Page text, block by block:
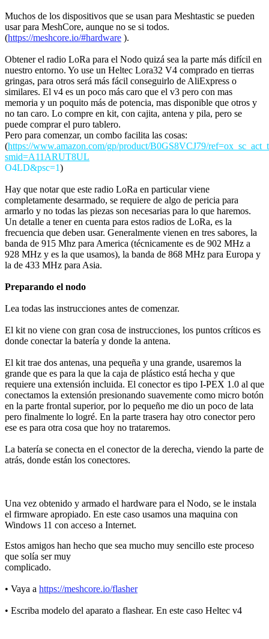
Muchos de los dispositivos que se usan para Meshtastic se pueden
usar para MeshCore, aunque no se si todos.
(https://meshcore.io/#hardware ).
Obtener el radio LoRa para el Nodo quizá sea la parte más difícil en
nuestro entorno. Yo use un Heltec Lora32 V4 comprado en tierras
gringas, para otros será más fácil conseguirlo de AliExpress o
similares. El v4 es un poco más caro que el v3 pero con mas
memoria y un poquito más de potencia, mas disponible que otros y
no tan caro. Lo compre en kit, con cajita, antena y pila, pero se
puede comprar el puro tablero.
Pero para comenzar, un combo facilita las cosas:
(https://www.amazon.com/gp/product/B0GS8VCJ79/
smid=A11ARUT8UL
O4LD&psc=1)
Hay que notar que este radio LoRa en particular viene
completamente desarmado, se requiere de algo de pericia para
armarlo y no todas las piezas son necesarias para lo que haremos.
Un detalle a tener en cuenta para estos radios de LoRa, es la
frecuencia que deben usar. Generalmente vienen en tres sabores, la
banda de 915 Mhz para America (técnicamente es de 902 MHz a
928 MHz y es la que usamos), la banda de 868 MHz para Europa y
la de 433 MHz para Asia.
Preparando el nodo
Lea todas las instrucciones antes de comenzar.
El kit no viene con gran cosa de instrucciones, los puntos críticos es
donde conectar la batería y donde la antena.
El kit trae dos antenas, una pequeña y una grande, usaremos la
grande que es para la que la caja de plástico está hecha y que
requiere una extensión incluida. El conector es tipo I-PEX 1.0 al que
conectamos la extensión presionando suavemente como micro botón
en la parte frontal superior, por lo pequeño me dio un poco de lata
pero finalmente lo logré. En la parte trasera hay otro conector pero
ese es para otra cosa que hoy no trataremos.
La batería se conecta en el conector de la derecha, viendo la parte de
atrás, donde están los conectores.
Una vez obtenido y armado el hardware para el Nodo, se le instala
el firmware apropiado. En este caso usamos una maquina con
Windows 11 con acceso a Internet.
Estos amigos han hecho que sea mucho muy sencillo este proceso
que solía ser muy
complicado.
• Vaya a https://meshcore.io/flasher
• Escriba modelo del aparato a flashear. En este caso Heltec v4